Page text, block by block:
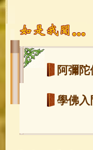
阿彌陀
學佛入
玉曆